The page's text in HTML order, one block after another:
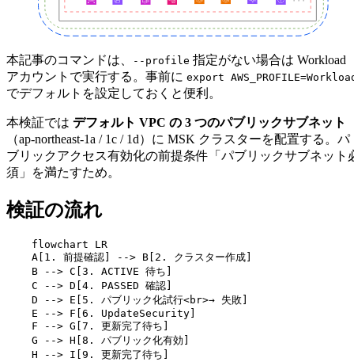
本記事のコマンドは、 --profile 指定がない場合は Workload
アカウントで実行する。事前に export
でデフォルトを設定しておくと便利。
本検証では デフォルト VPC の 3 つのパブリックサブネット
（ap-northeast-1a / 1c / 1d）に MSK クラスターを配置する。パ
ブリックアクセス有効化の前提条件「パブリックサブネット
須」を満たすため。
検証の流れ
    flowchart LR
    A[1. 前提確認] --> B[2. クラスター作成]
    B --> C[3. ACTIVE 待ち]
    C --> D[4. PASSED 確認]
    D --> E[5. パブリック化試行<br>→ 失敗]
    E --> F[6. UpdateSecurity]
    F --> G[7. 更新完了待ち]
    G --> H[8. パブリック化有効]
    H --> I[9. 更新完了待ち]